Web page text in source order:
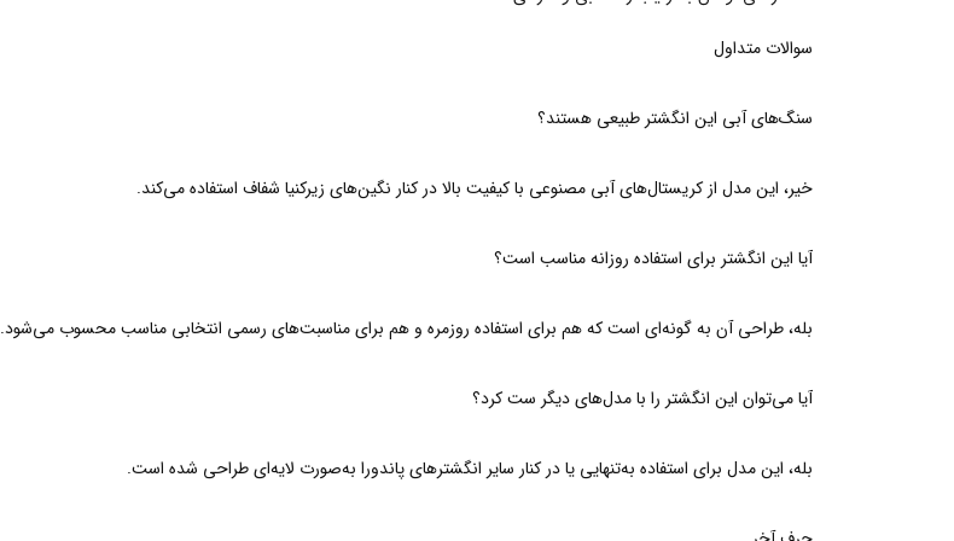
سوالات متداول
سنگ‌های آبی این انگشتر طبیعی هستند؟
خیر، این مدل از کریستال‌های آبی مصنوعی با کیفیت بالا در کنار نگین‌های زیرکنیا شفاف استفاده می‌کند.
آیا این انگشتر برای استفاده روزانه مناسب است؟
بله، طراحی آن به گونه‌ای است که هم برای استفاده روزمره و هم برای مناسبت‌های رسمی انتخابی مناسب محسوب می‌شود.
آیا می‌توان این انگشتر را با مدل‌های دیگر ست کرد؟
بله، این مدل برای استفاده به‌تنهایی یا در کنار سایر انگشترهای پاندورا به‌صورت لایه‌ای طراحی شده است.